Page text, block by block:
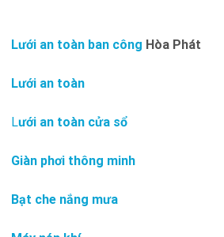
Lưới an toàn ban công Hòa Phát
Lưới an toàn
Lưới an toàn cửa sổ
Giàn phơi thông minh
Bạt che nắng mưa